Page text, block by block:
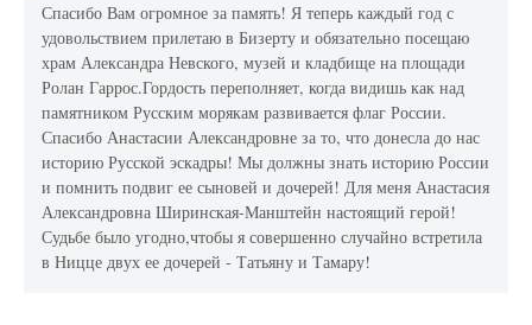
Спасибо Вам огромное за память! Я теперь каждый год с
удовольствием прилетаю в Бизерту и обязательно посещаю
храм Александра Невского, музей и кладбище на площади
Ролан Гаррос.Гордость переполняет, когда видишь как над
памятником Русским морякам развивается флаг России.
Спасибо Анастасии Александровне за то, что донесла до нас
историю Русской эскадры! Мы должны знать историю России
и помнить подвиг ее сыновей и дочерей! Для меня Анастасия
Александровна Ширинская-Манштейн настоящий герой!
Судьбе было угодно,чтобы я совершенно случайно встретила
в Ницце двух ее дочерей - Татьяну и Тамару!